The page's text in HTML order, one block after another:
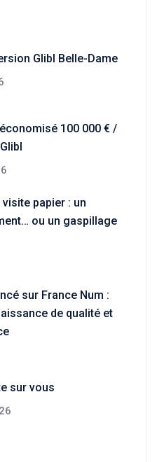
Glibl Belle-Dame
100 000 € /
papier : un
ou un gaspillage
sur France Num :
de qualité et
sur vous